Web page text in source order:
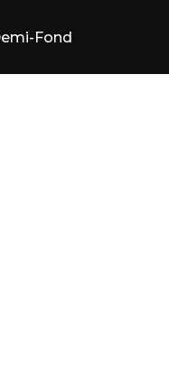
Fond